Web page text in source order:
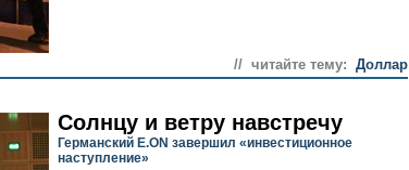
// читайте тему: Доллар
Солнцу и ветру навстречу
Германский Е.ON завершил «инвестиционное
наступление»